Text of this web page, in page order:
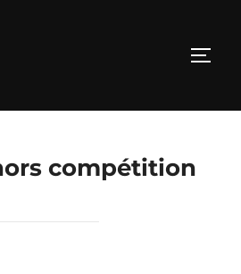
compétition